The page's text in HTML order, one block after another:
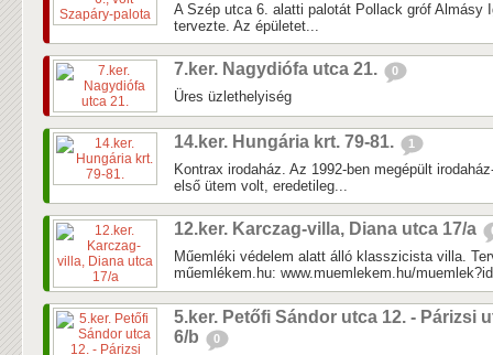
A Szép utca 6. alatti palotát Pollack gróf Almásy
tervezte. Az épületet...
7.ker. Nagydiófa utca 21. 0
Üres üzlethelyiség
14.ker. Hungária krt. 79-81. 1
Kontrax irodaház. Az 1992-ben megépült
első ütem volt, eredetileg...
12.ker. Karczag-villa, Diana utca 17/a
Műemléki védelem alatt álló klasszicista villa.
műemlékem.hu: www.muemlekem.hu/
5.ker. Petőfi Sándor utca 12. - Párizsi
6/b
0